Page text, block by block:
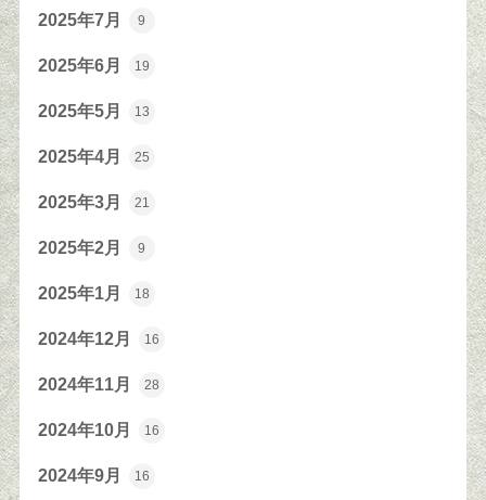
2025年7月 9
2025年6月 19
2025年5月 13
2025年4月 25
2025年3月 21
2025年2月 9
2025年1月 18
2024年12月 16
2024年11月 28
2024年10月 16
2024年9月 16